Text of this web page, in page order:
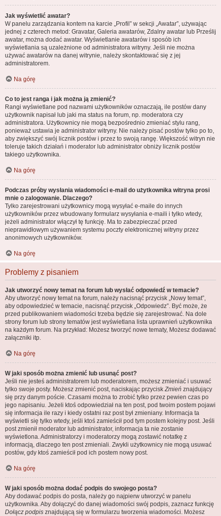
Jak wyświetlić awatar?
W panelu zarządzania kontem na karcie „Profil” w sekcji „Awatar”, używając
jednej z czterech metod: Gravatar, Galeria awatarów, Zdalny awatar lub Prześlij
awatar, można dodać awatar. Wyświetlanie awatarów i sposób ich
wyświetlania są uzależnione od administratora witryny. Jeśli nie można
używać awatarów na danej witrynie, należy skontaktować się z jej
administratorem.
Na górę
Co to jest ranga i jak można ją zmienić?
Rangi wyświetlane pod nazwami użytkowników oznaczają, ile postów dany
użytkownik napisał lub jaki ma status na forum, np. moderatora czy
administratora. Użytkownicy nie mogą bezpośrednio zmieniać stylu rang,
ponieważ ustawia je administrator witryny. Nie należy pisać postów tylko po to,
aby zwiększyć swój licznik postów i przez to swoją rangę. Większość witryn nie
toleruje takich działań i moderator lub administrator obniży licznik postów
takiego użytkownika.
Na górę
Podczas próby wysłania wiadomości e-mail do użytkownika witryna prosi
mnie o zalogowanie. Dlaczego?
Tylko zarejestrowani użytkownicy mogą wysyłać e-maile do innych
użytkowników przez wbudowany formularz wysyłania e-maili i tylko wtedy,
jeżeli administrator włączył tę funkcję. Ma to zabezpieczać przed
nieprawidłowym używaniem systemu poczty elektronicznej witryny przez
anonimowych użytkowników.
Na górę
Problemy z pisaniem
Jak utworzyć nowy temat na forum lub wysłać odpowiedź w temacie?
Aby utworzyć nowy temat na forum, należy nacisnąć przycisk „Nowy temat”,
aby odpowiedzieć w temacie, nacisnąć przycisk „Odpowiedz”. Być może, że
przed publikowaniem wiadomości trzeba będzie się zarejestrować. Na dole
strony forum lub strony tematów jest wyświetlana lista uprawnień użytkownika
na każdym forum. Na przykład: Możesz tworzyć nowe tematy, Możesz dodawać
załączniki itp.
Na górę
W jaki sposób można zmienić lub usunąć post?
Jeśli nie jesteś administratorem lub moderatorem, możesz zmieniać i usuwać
tylko swoje posty. Możesz zmienić post, naciskając przyciskZmień znajdujący
się przy danym poście. Czasami można to zrobić tylko przez pewien czas po
jego napisaniu. Jeżeli ktoś odpowiedział na ten post, pod twoim postem pojawi
się informacja ile razy i kiedy ostatni raz post był zmieniany. Informacja ta
wyświetli się tylko wtedy, jeśli ktoś zamieścił pod tym postem kolejny post. Jeśli
post zmienił moderator lub administrator, informacja ta nie zostanie
wyświetlona. Administratorzy i moderatorzy mogą zostawić notatkę z
informacją, dlaczego ten post zmieniali. Zwykli użytkownicy nie mogą usuwać
postów, gdy ktoś zamieścił pod ich postem nowy post.
Na górę
W jaki sposób można dodać podpis do swojego posta?
Aby dodawać podpis do posta, należy go najpierw utworzyć w panelu
użytkownika. Aby dołączyć do danej wiadomości swój podpis, zaznacz funkcję
Dołącz podpis znajdującą się w formularzu tworzenia wiadomości. Możesz